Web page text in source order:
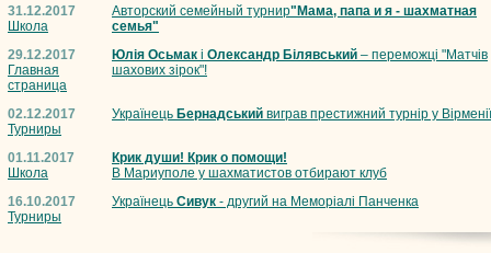
31.12.2017
Школа
Авторский семейный турнир"Мама, папа и я - шахматная
семья"
29.12.2017
Главная
страница
Юлія Осьмак і Олександр Білявський – переможці "Матчів
шахових зірок"!
02.12.2017
Турниры
Українець Бернадський виграв престижний турнір у Вірменії
01.11.2017
Школа
Крик души! Крик о помощи!
В Мариуполе у шахматистов отбирают клуб
16.10.2017
Турниры
Українець Сивук - другий на Меморіалі Панченка